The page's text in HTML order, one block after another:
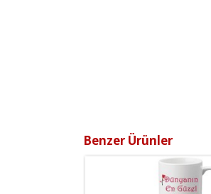
Benzer Ürünler